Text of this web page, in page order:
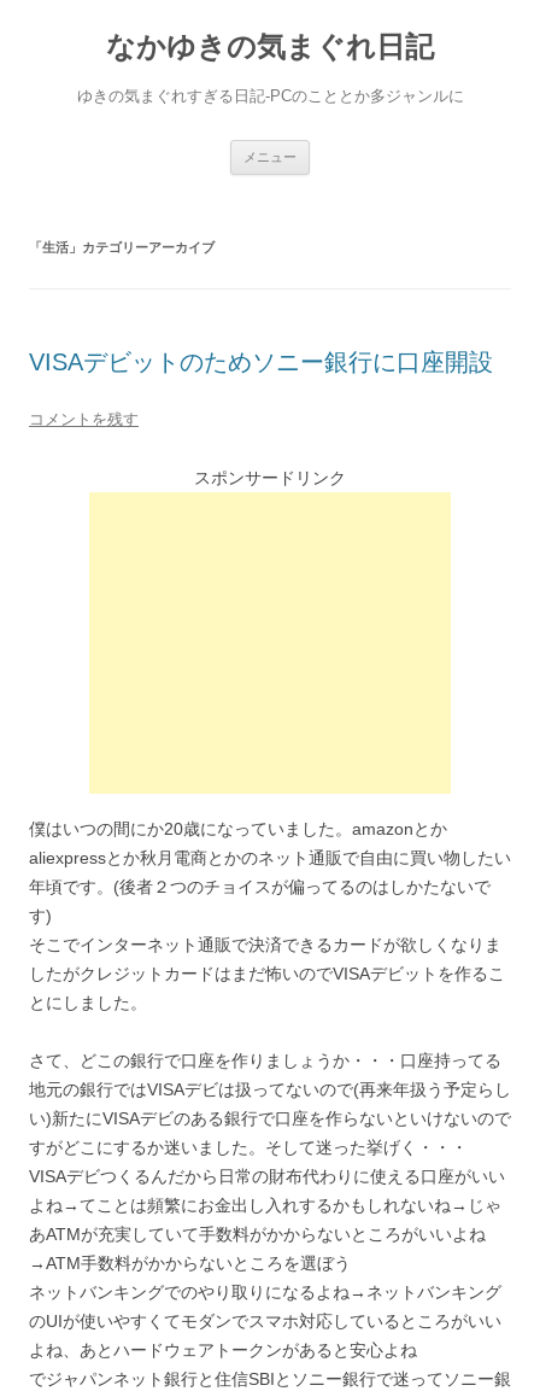
なかゆきの気まぐれ日記
ゆきの気まぐれすぎる日記-PCのこととか多ジャンルに
メニュー
「生活 」カテゴリーアーカイブ
VISAデビットのためソニー銀行に口座開設
コメントを残す
スポンサードリンク
僕はいつの間にか20歳になっていました。amazonとか
aliexpressとか秋月電商とかのネット通販で自由に買い物したい
年頃です。(後者２つのチョイスが偏ってるのはしかたないで
す)
そこでインターネット通販で決済できるカードが欲しくなりま
したがクレジットカードはまだ怖いのでVISAデビットを作るこ
とにしました。
さて、どこの銀行で口座を作りましょうか・・・口座持ってる
地元の銀行ではVISAデビは扱ってないので(再来年扱う予定らし
い)新たにVISAデビのある銀行で口座を作らないといけないので
すがどこにするか迷いました。そして迷った挙げく・・・
VISAデビつくるんだから日常の財布代わりに使える口座がいい
よね→てことは頻繁にお金出し入れするかもしれないね→じゃ
あATMが充実していて手数料がかからないところがいいよね
→ATM手数料がかからないところを選ぼう
ネットバンキングでのやり取りになるよね→ネットバンキング
のUIが使いやすくてモダンでスマホ対応しているところがいい
よね、あとハードウェアトークンがあると安心よね
でジャパンネット銀行と住信SBIとソニー銀行で迷ってソニー銀